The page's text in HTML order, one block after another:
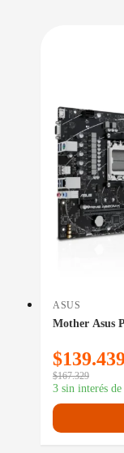
ASUS
Mother Asus
$
$167.329
3 sin interés de